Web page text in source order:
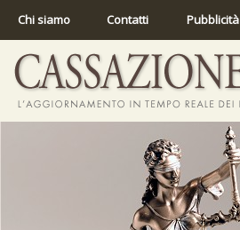
Chi siamo Contatti Pubblicità